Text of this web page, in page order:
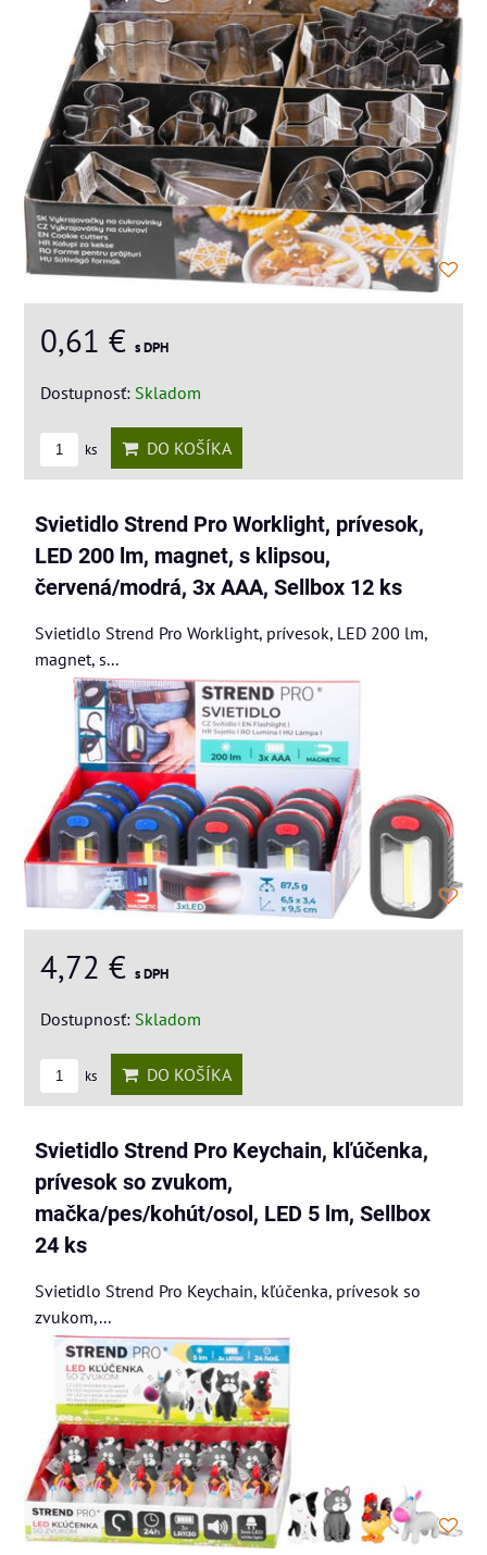
0,61 € s DPH
Dostupnosť: Skladom
ks DO KOŠÍKA
Svietidlo Strend Pro Worklight, prívesok,
LED 200 lm, magnet, s klipsou,
červená/modrá, 3x AAA, Sellbox 12 ks
Svietidlo Strend Pro Worklight, prívesok, LED 200 lm,
magnet, s...
4,72 € s DPH
Dostupnosť: Skladom
ks DO KOŠÍKA
Svietidlo Strend Pro Keychain, kľúčenka,
prívesok so zvukom,
mačka/pes/kohút/osol, LED 5 lm, Sellbox
24 ks
Svietidlo Strend Pro Keychain, kľúčenka, prívesok so
zvukom,...